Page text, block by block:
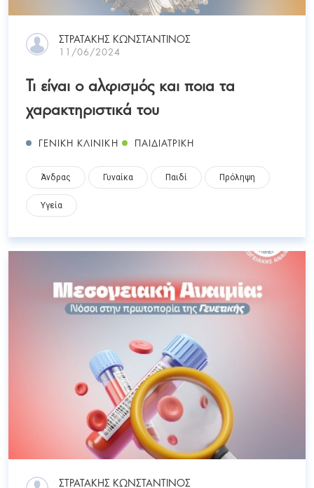
ΣΤΡΑΤΑΚΗΣ ΚΩΝΣΤΑΝΤΙΝΟΣ
11/06/2024
Τι είναι ο αλφισμός και ποια τα
χαρακτηριστικά του
ΓΕΝΙΚΗ ΚΛΙΝΙΚΗ ΠΑΙΔΙΑΤΡΙΚΗ
Άνδρας Γυναίκα Παιδί Πρόληψη
Υγεία
ΣΤΡΑΤΑΚΗΣ ΚΩΝΣΤΑΝΤΙΝΟΣ